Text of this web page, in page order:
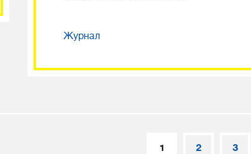
Журнал
1 2 3